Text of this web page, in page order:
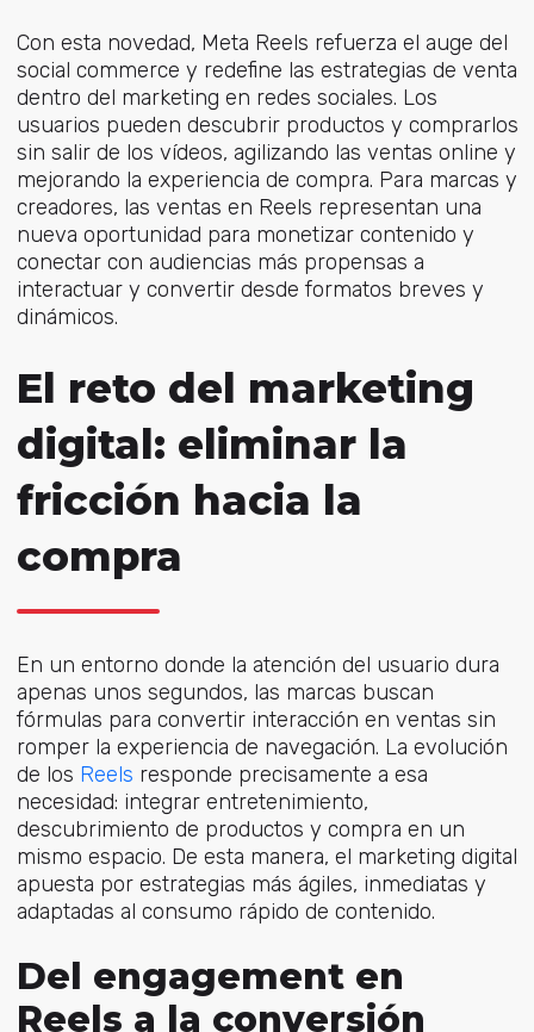
Con esta novedad, Meta Reels refuerza el auge del
social commerce y redefine las estrategias de venta
dentro del marketing en redes sociales. Los
usuarios pueden descubrir productos y comprarlos
sin salir de los vídeos, agilizando las ventas online y
mejorando la experiencia de compra. Para marcas y
creadores, las ventas en Reels representan una
nueva oportunidad para monetizar contenido y
conectar con audiencias más propensas a
interactuar y convertir desde formatos breves y
dinámicos.
El reto del marketing
digital: eliminar la
fricción hacia la
compra
En un entorno donde la atención del usuario dura
apenas unos segundos, las marcas buscan
fórmulas para convertir interacción en ventas sin
romper la experiencia de navegación. La evolución
de los Reels responde precisamente a esa
necesidad: integrar entretenimiento,
descubrimiento de productos y compra en un
mismo espacio. De esta manera, el marketing digital
apuesta por estrategias más ágiles, inmediatas y
adaptadas al consumo rápido de contenido.
Del engagement en
Reels a la conversión